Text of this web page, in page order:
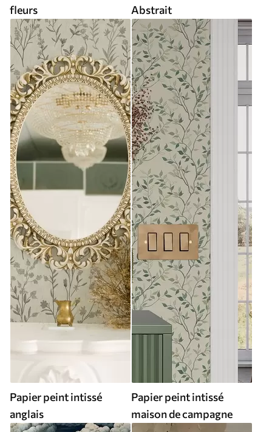
fleurs
Abstrait
Papier peint intissé
anglais
Papier peint intissé
maison de campagne